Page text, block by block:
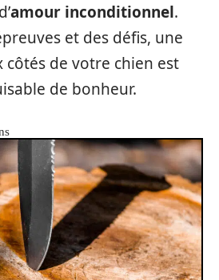
amour inconditionnel.
et des défis, une
côtés de votre chien est
de bonheur.